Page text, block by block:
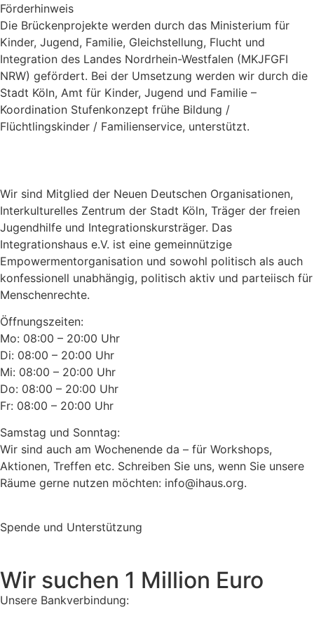
Förderhinweis
Die Brückenprojekte werden durch das Ministerium für
Kinder, Jugend, Familie, Gleichstellung, Flucht und
Integration des Landes Nordrhein-Westfalen (MKJFGFI
NRW) gefördert. Bei der Umsetzung werden wir durch die
Stadt Köln, Amt für Kinder, Jugend und Familie –
Koordination Stufenkonzept frühe Bildung /
Flüchtlingskinder / Familienservice, unterstützt.
Wir sind Mitglied der Neuen Deutschen Organisationen,
Interkulturelles Zentrum der Stadt Köln, Träger der freien
Jugendhilfe und Integrationskursträger. Das
Integrationshaus e.V. ist eine gemeinnützige
Empowermentorganisation und sowohl politisch als auch
konfessionell unabhängig, politisch aktiv und parteiisch für
Menschenrechte.
Öffnungszeiten:
Mo: 08:00 – 20:00 Uhr
Di: 08:00 – 20:00 Uhr
Mi: 08:00 – 20:00 Uhr
Do: 08:00 – 20:00 Uhr
Fr: 08:00 – 20:00 Uhr
Samstag und Sonntag:
Wir sind auch am Wochenende da – für Workshops,
Aktionen, Treffen etc. Schreiben Sie uns, wenn Sie unsere
Räume gerne nutzen möchten: info@ihaus.org.
Spende und Unterstützung
Wir suchen 1 Million Euro
Unsere Bankverbindung: